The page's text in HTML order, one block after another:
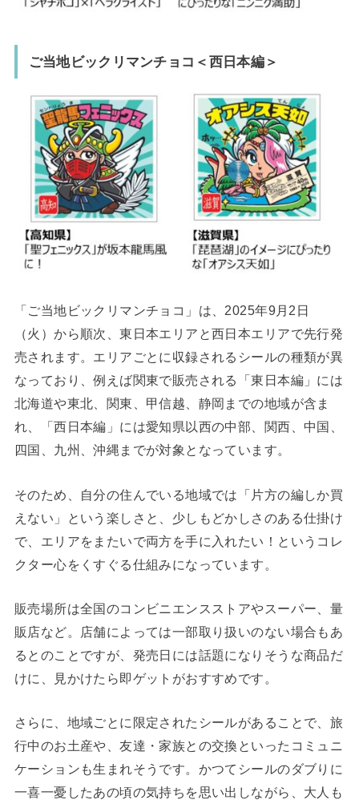
ご当地ビックリマンチョコ＜西日本編＞
「ご当地ビックリマンチョコ」は、2025年9月2日
（火）から順次、東日本エリアと西日本エリアで先行発
売されます。エリアごとに収録されるシールの種類が異
なっており、例えば関東で販売される「東日本編」には
北海道や東北、関東、甲信越、静岡までの地域が含ま
れ、「西日本編」には愛知県以西の中部、関西、中国、
四国、九州、沖縄までが対象となっています。
そのため、自分の住んでいる地域では「片方の編しか買
えない」という楽しさと、少しもどかしさのある仕掛け
で、エリアをまたいで両方を手に入れたい！というコレ
クター心をくすぐる仕組みになっています。
販売場所は全国のコンビニエンスストアやスーパー、量
販店など。店舗によっては一部取り扱いのない場合もあ
るとのことですが、発売日には話題になりそうな商品だ
けに、見かけたら即ゲットがおすすめです。
さらに、地域ごとに限定されたシールがあることで、旅
行中のお土産や、友達・家族との交換といったコミュニ
ケーションも生まれそうです。かつてシールのダブりに
一喜一憂したあの頃の気持ちを思い出しながら、大人も